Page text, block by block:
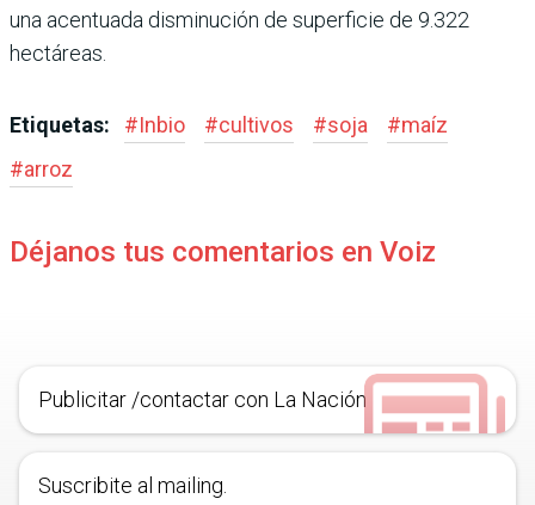
una acentuada disminución de superficie de 9.322
hectáreas.
Etiquetas: #Inbio #cultivos #soja #maíz
#arroz
Déjanos tus comentarios en Voiz
Publicitar /contactar con La Nación
Suscribite al mailing.